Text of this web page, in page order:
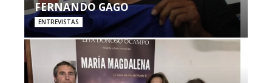
FERNANDO GAGO
ENTREVISTAS